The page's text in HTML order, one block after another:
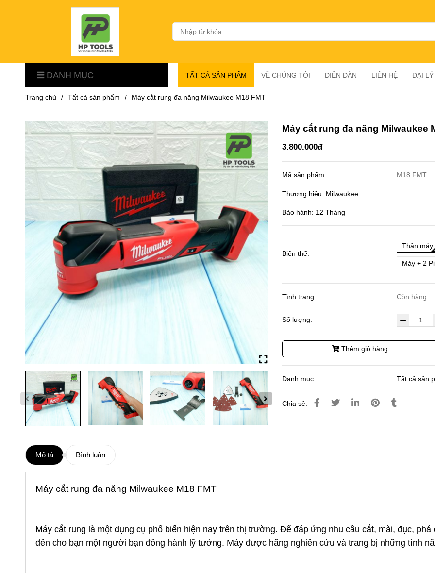
DANH MỤC TẤT CẢ SẢN PHẨM VỀ CHÚNG TÔI DIỄN ĐÀN LIÊN HỆ ĐẠI LÝ
Trang chủ / Tất cả sản phẩm / Máy cắt rung đa năng Milwaukee M18 FMT
Máy cắt rung đa năng Milwaukee
3.800.000đ
Mã sản phẩm: M18 FMT
Thương hiệu: Milwaukee
Bảo hành: 12 Tháng
Biến thể:
Thân máy
Máy + 2
Tình trạng: Còn hàng
Số lượng:
Thêm giỏ hàng
Danh mục: Tất cả sản
Chia sẻ:
Mô tả Bình luận
Máy cắt rung đa năng Milwaukee M18 FMT
Máy cắt rung là một dụng cụ phổ biến hiện nay trên thị trường. Để đáp ứng nhu cầu cắt, mài, đục,
đến cho bạn một người bạn đồng hành lỹ tưởng. Máy được hãng nghiên cứu và trang bị những tính